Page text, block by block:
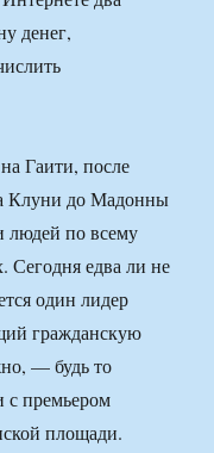
денег,
Гаити, после
Клуни до Мадонны
людей по всему
Сегодня едва ли не
один лидер
гражданскую
— будь то
с премьером
площади.